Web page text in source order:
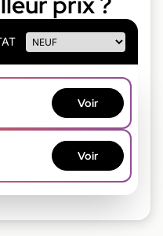
Voir
Voir